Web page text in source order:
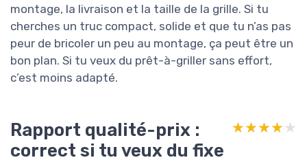
montage, la livraison et la taille de la grille. Si tu
cherches un truc compact, solide et que tu n’as pas
peur de bricoler un peu au montage, ça peut être un
bon plan. Si tu veux du prêt-à-griller sans effort,
c’est moins adapté.
Rapport qualité-prix :
correct si tu veux du fixe
★★★★★
★★★★★